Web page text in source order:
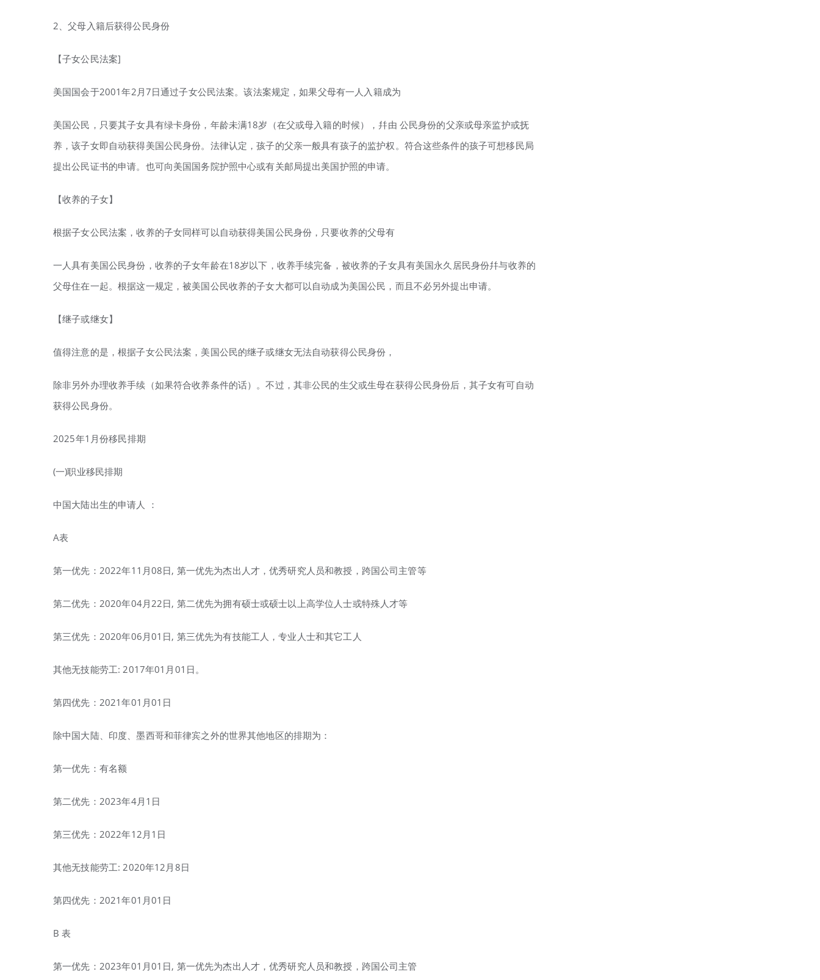
2、父母入籍后获得公民身份
【子女公民法案]
美国国会于2001年2月7日通过子女公民法案。该法案规定，如果父母有一人入籍成为
美国公民，只要其子女具有绿卡身份，年龄未满18岁（在父或母入籍的时候），幷由 公民身份的父亲或母亲监护或抚
养，该子女即自动获得美国公民身份。法律认定，孩子的父亲一般具有孩子的监护权。符合这些条件的孩子可想移民局
提出公民证书的申请。也可向美国国务院护照中心或有关邮局提出美国护照的申请。
【收养的子女】
根据子女公民法案，收养的子女同样可以自动获得美国公民身份，只要收养的父母有
一人具有美国公民身份，收养的子女年龄在18岁以下，收养手续完备，被收养的子女具有美国永久居民身份幷与收养的
父母住在一起。根据这一规定，被美国公民收养的子女大都可以自动成为美国公民，而且不必另外提出申请。
【继子或继女】
值得注意的是，根据子女公民法案，美国公民的继子或继女无法自动获得公民身份，
除非另外办理收养手续（如果符合收养条件的话）。不过，其非公民的生父或生母在获得公民身份后，其子女有可自动
获得公民身份。
2025年1月份移民排期
(一)职业移民排期
中国大陆出生的申请人 ：
A表
第一优先：2022年11月08日, 第一优先为杰出人才，优秀研究人员和教授，跨国公司主管等
第二优先：2020年04月22日, 第二优先为拥有硕士或硕士以上高学位人士或特殊人才等
第三优先：2020年06月01日, 第三优先为有技能工人，专业人士和其它工人
其他无技能劳工: 2017年01月01日。
第四优先：2021年01月01日
除中国大陆、印度、墨西哥和菲律宾之外的世界其他地区的排期为：
第一优先：有名额
第二优先：2023年4月1日
第三优先：2022年12月1日
其他无技能劳工: 2020年12月8日
第四优先：2021年01月01日
B 表
第一优先：2023年01月01日, 第一优先为杰出人才，优秀研究人员和教授，跨国公司主管